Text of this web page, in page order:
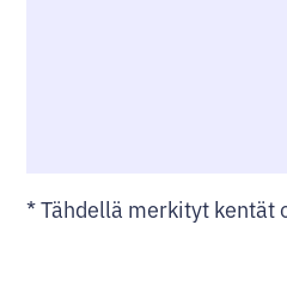
*Tähdellä merkityt kentät